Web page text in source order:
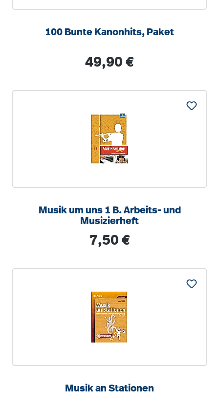
100 Bunte Kanonhits, Paket
Regulärer Preis:
49,90 €
Musik um uns 1 B. Arbeits- und
Musizierheft
Regulärer Preis:
7,50 €
Musik an Stationen